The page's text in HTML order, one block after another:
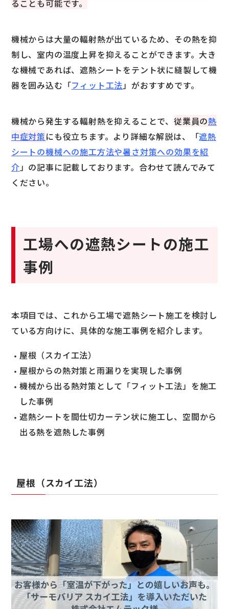
ることも可能です。
機械からは大量の輻射熱が出ているため、その熱を抑
制し、室内の温度上昇を抑えることができます。大き
な機械であれば、遮熱シートをテント状に縫製して機
器を囲み込む「フィット工法」がおすすめです。
機械から発生する輻射熱を抑えることで、従業員の熱
中症対策にも役立ちます。より詳細な解説は、「遮熱
シートの機械への施工方法や暑さ対策への効果を紹
介」の記事に記載しております。合わせて読んでみて
ください。
工場への遮熱シートの施工
事例
本項目では、これから工場で遮熱シート施工を検討し
ている方向けに、具体的な施工事例を紹介します。
屋根（スカイ工法）
屋根からの熱対策と雨漏りを実現した事例
機械から出る熱対策として「フィット工法」を施工
した事例
遮熱シートを間仕切カーテン状に施工し、空間から
出る熱を遮熱した事例
屋根（スカイ工法）